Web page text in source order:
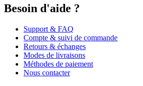
Besoin d'aide ?
Support & FAQ
Compte & suivi de commande
Retours & échanges
Modes de livraisons
Méthodes de paiement
Nous contacter